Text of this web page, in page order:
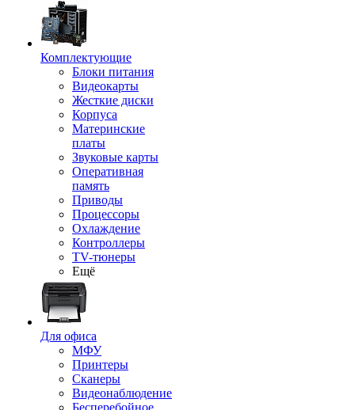
Комплектующие
Блоки питания
Видеокарты
Жесткие диски
Корпуса
Материнские
платы
Звуковые карты
Оперативная
память
Приводы
Процессоры
Охлаждение
Контроллеры
TV-тюнеры
Ещё
Для офиса
МФУ
Принтеры
Сканеры
Видеонаблюдение
Бесперебойное